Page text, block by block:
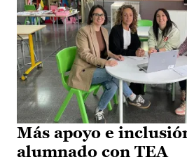
Más apoyo e
alumnado con TEA